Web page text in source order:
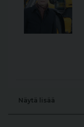
Näytä lisää